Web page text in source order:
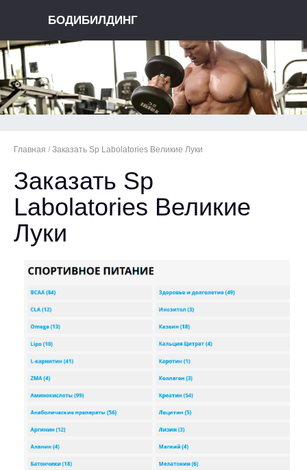
БОДИБИЛДИНГ
Главная / Заказать Sp Labolatories Великие Луки
Заказать Sp
Labolatories Великие
Луки